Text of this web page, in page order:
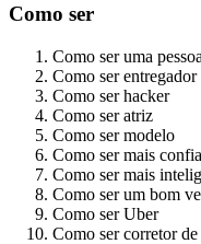
Como ser
Como ser uma
Como ser
Como ser hacker
Como ser atriz
Como ser modelo
Como ser mais
Como ser mais
Como ser um bom
Como ser Uber
Como ser corretor